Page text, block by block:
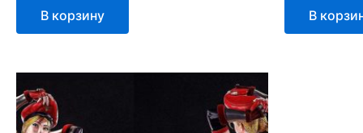
В корзину В